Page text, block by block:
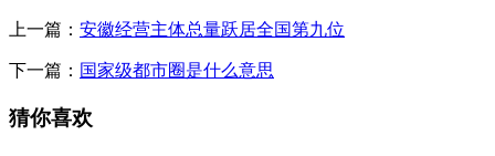
上一篇： 安徽经营主体总量跃居全国第九位
下一篇： 国家级都市圈是什么意思
猜你喜欢